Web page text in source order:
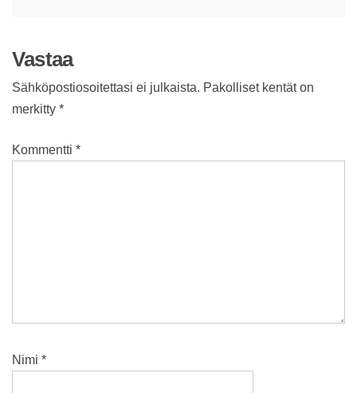
Vastaa
Sähköpostiosoitettasi ei julkaista. Pakolliset kentät on
merkitty *
Kommentti *
Nimi *